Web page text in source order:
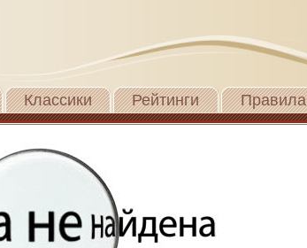
Классики Рейтинги Правила